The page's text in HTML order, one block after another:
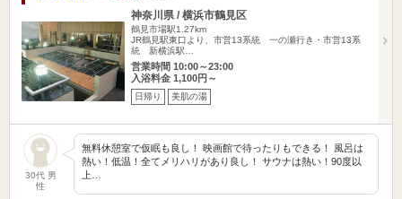
神奈川県 / 横浜市鶴見区
鶴見市場駅1.27km
JR鶴見駅東口より、市営13系統 一の瀬行き・市営13系
統 新横浜駅…
営業時間 10:00～23:00
入浴料金 1,100円～
日帰り 美肌の湯
30代 男
性
無料休憩室で仮眠も良し！ 映画館で待ったりもできる！ 風呂は
熱い！低温！全てメリハリがあり良し！ サウナは熱い！90度以
上…